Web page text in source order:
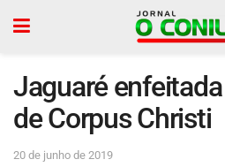
Jaguaré
de Corpus Christi
20 de junho de 2019